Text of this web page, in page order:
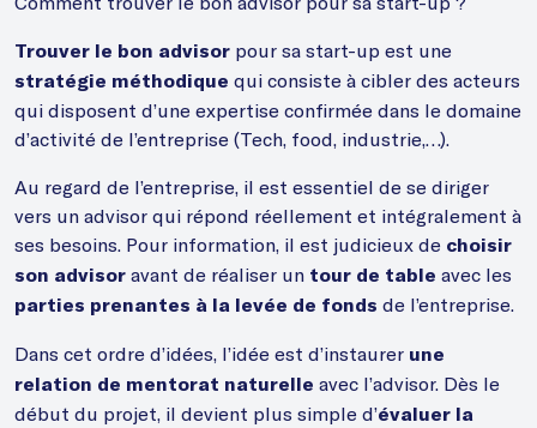
Trouver le bon advisor pour sa start-up est une
stratégie méthodique qui consiste à cibler des acteurs
qui disposent d’une expertise confirmée dans le domaine
d’activité de l’entreprise (Tech, food, industrie,…).
Au regard de l’entreprise, il est essentiel de se diriger
vers un advisor qui répond réellement et intégralement à
ses besoins. Pour information, il est judicieux de choisir
son advisor avant de réaliser un tour de table avec les
parties prenantes à la levée de fonds de l’entreprise.
Dans cet ordre d’idées, l’idée est d’instaurer une
relation de mentorat naturelle avec l’advisor. Dès le
début du projet, il devient plus simple d’évaluer la